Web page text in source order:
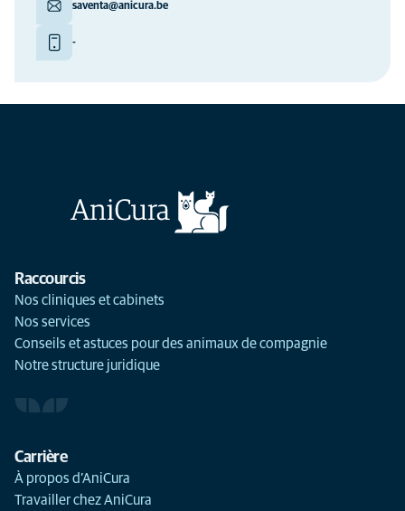
saventa@anicura.be
-
Raccourcis
Nos cliniques et cabinets
Nos services
Conseils et astuces pour des animaux de compagnie
Notre structure juridique
Carrière
À propos d’AniCura
Travailler chez AniCura